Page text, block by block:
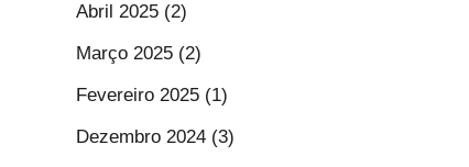
Abril 2025 (2)
Março 2025 (2)
Fevereiro 2025 (1)
Dezembro 2024 (3)